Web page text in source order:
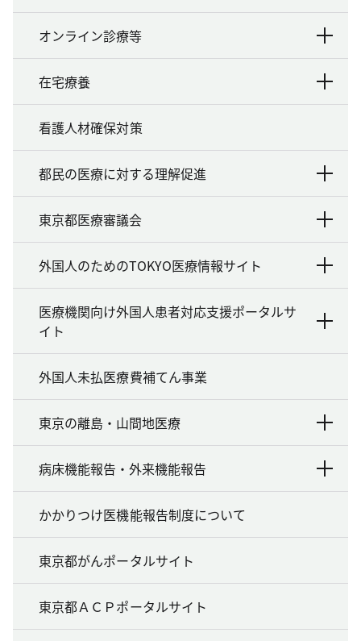
オンライン診療等
在宅療養
看護人材確保対策
都民の医療に対する理解促進
東京都医療審議会
外国人のためのTOKYO医療情報サイト
医療機関向け外国人患者対応支援ポータルサ
イト
外国人未払医療費補てん事業
東京の離島・山間地医療
病床機能報告・外来機能報告
かかりつけ医機能報告制度について
東京都がんポータルサイト
東京都ＡＣＰポータルサイト